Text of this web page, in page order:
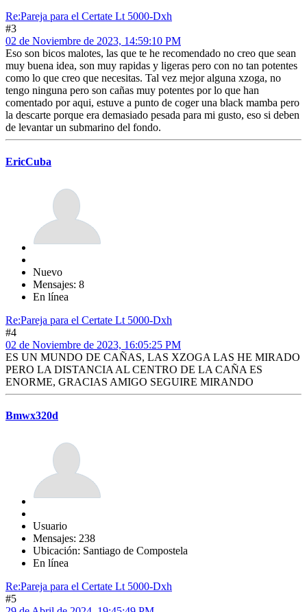
Re:Pareja para el Certate Lt 5000-Dxh
#3
02 de Noviembre de 2023, 14:59:10 PM
Eso son bicos malotes, las que te he recomendado no creo que sean
muy buena idea, son muy rapidas y ligeras pero con no tan potentes
como lo que creo que necesitas. Tal vez mejor alguna xzoga, no
tengo ninguna pero son cañas muy potentes por lo que han
comentado por aqui, estuve a punto de coger una black mamba pero
la descarte porque era demasiado pesada para mi gusto, eso si deben
de levantar un submarino del fondo.
EricCuba
Nuevo
Mensajes: 8
En línea
Re:Pareja para el Certate Lt 5000-Dxh
#4
02 de Noviembre de 2023, 16:05:25 PM
ES UN MUNDO DE CAÑAS, LAS XZOGA LAS HE MIRADO
PERO LA DISTANCIA AL CENTRO DE LA CAÑA ES
ENORME, GRACIAS AMIGO SEGUIRE MIRANDO
Bmwx320d
Usuario
Mensajes: 238
Ubicación: Santiago de Compostela
En línea
Re:Pareja para el Certate Lt 5000-Dxh
#5